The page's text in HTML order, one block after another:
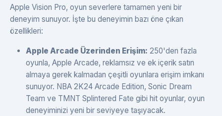
Apple Vision Pro, oyun severlere tamamen yeni bir
deneyim sunuyor. İşte bu deneyimin bazı öne çıkan
özellikleri:
Apple Arcade Üzerinden Erişim: 250'den fazla
oyunla, Apple Arcade, reklamsız ve ek içerik satın
almaya gerek kalmadan çeşitli oyunlara erişim imkanı
sunuyor. NBA 2K24 Arcade Edition, Sonic Dream
Team ve TMNT Splintered Fate gibi hit oyunlar, oyun
deneyiminizi yeni bir seviyeye taşıyacak.